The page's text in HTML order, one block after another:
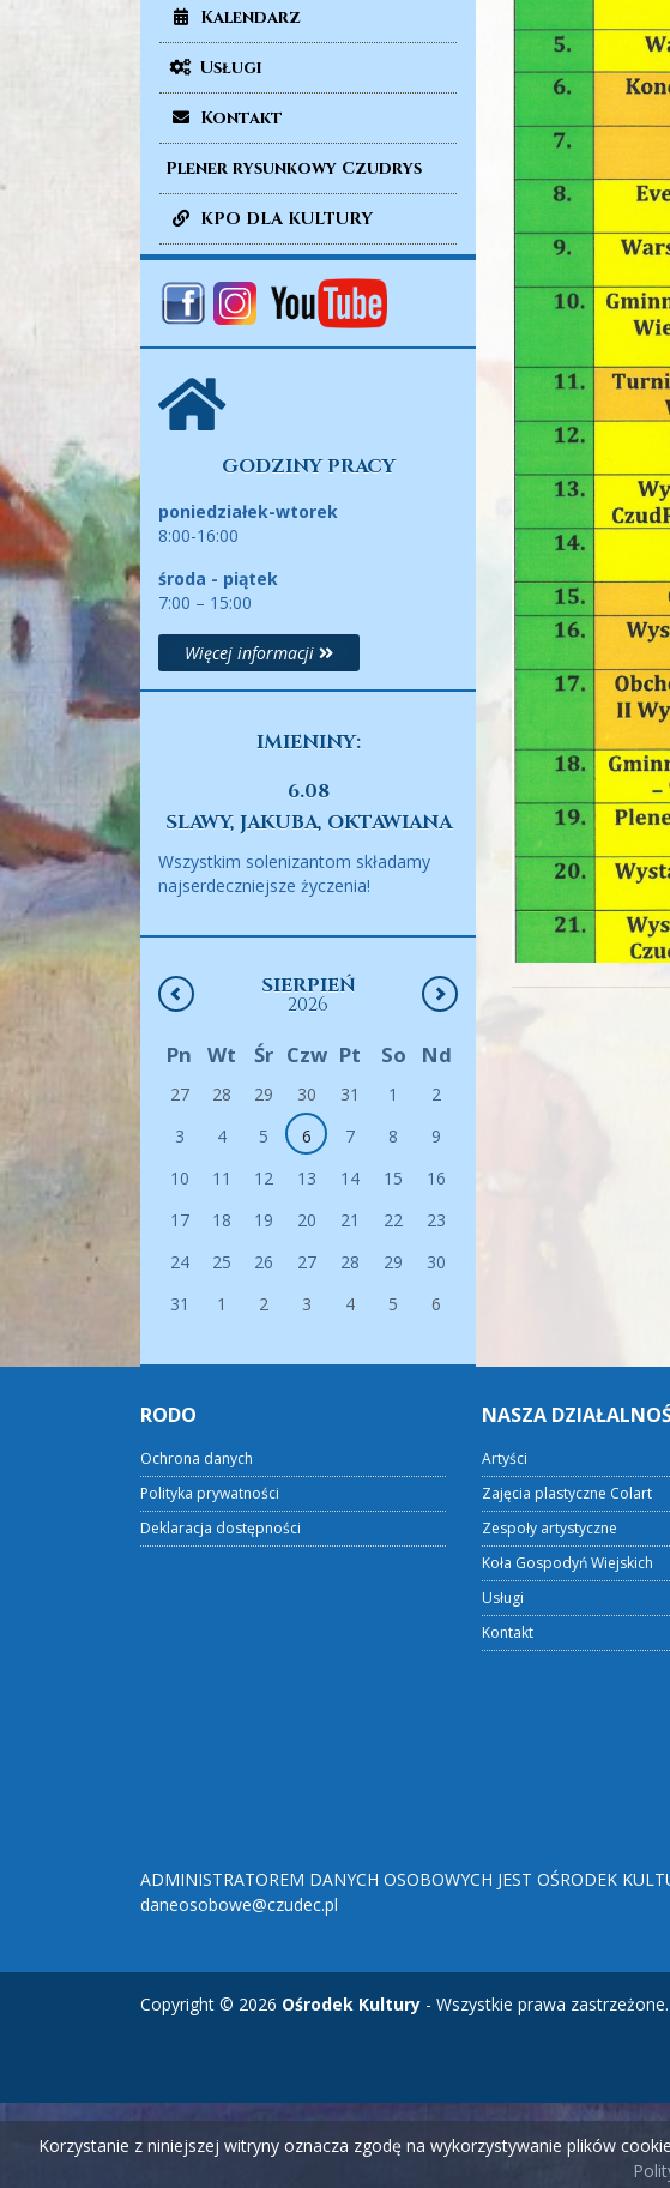
Kalendarz
Usługi
Kontakt
Plener rysunkowy Czudrys
KPO DLA KULTURY
GODZINY PRACY
poniedziałek-wtorek
8:00-16:00
środa - piątek
7:00 – 15:00
Więcej informacji
IMIENINY:
6.08
SLAWY, JAKUBA, OKTAWIANA
Wszystkim solenizantom składamy
najserdeczniejsze życzenia!
SIERPIEŃ
2026
Pn Wt Śr Czw Pt So Nd
27 28 29 30 31 1
2
3
4 5 6 7 8
9
10
11 12 13 14 15
16
17
18 19 20 21 22
23
24
25 26 27 28 29
30
31
1 2 3 4 5 6
RODO
Ochrona danych
Polityka prywatności
Deklaracja dostępności
NASZA
Artyści
Zajęcia plastyczne Colart
Zespoły artystyczne
Koła Gospodyń Wiejskich
Usługi
Kontakt
ADMINISTRATOREM DANYCH OSOBOWYCH JEST OŚRODEK
daneosobowe@czudec.pl
Copyright © 2026 Ośrodek Kultury - Wszystkie prawa zastrzeżone.
Korzystanie z niniejszej witryny oznacza zgodę na wykorzystywanie plików